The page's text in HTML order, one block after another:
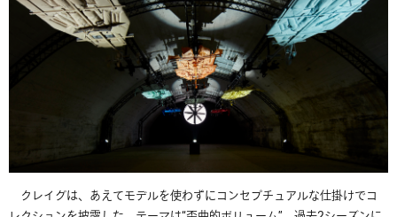
クレイグは、あえてモデルを使わずにコンセプチュアルな仕掛けでコ